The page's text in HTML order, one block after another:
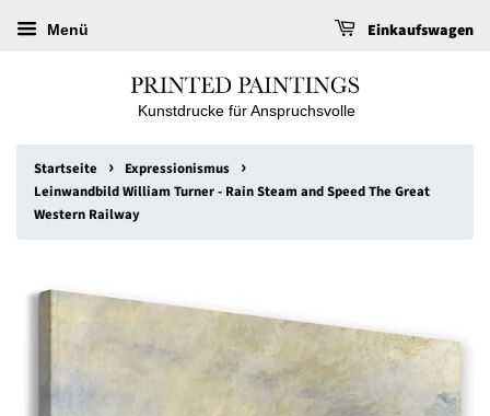
Menü Einkaufswagen
Kunstdrucke für Anspruchsvolle
Startseite › Expressionismus ›
Leinwandbild William Turner - Rain Steam and Speed The Great
Western Railway